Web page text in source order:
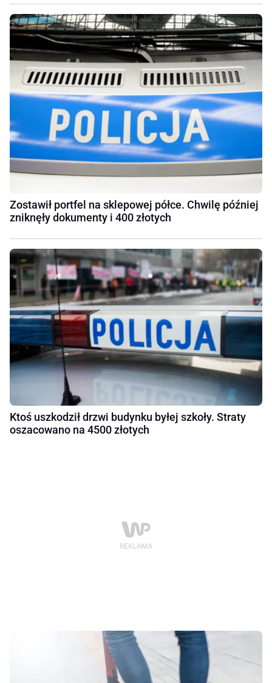
Zostawił portfel na sklepowej półce. Chwilę później
zniknęły dokumenty i 400 złotych
Ktoś uszkodził drzwi budynku byłej szkoły. Straty
oszacowano na 4500 złotych